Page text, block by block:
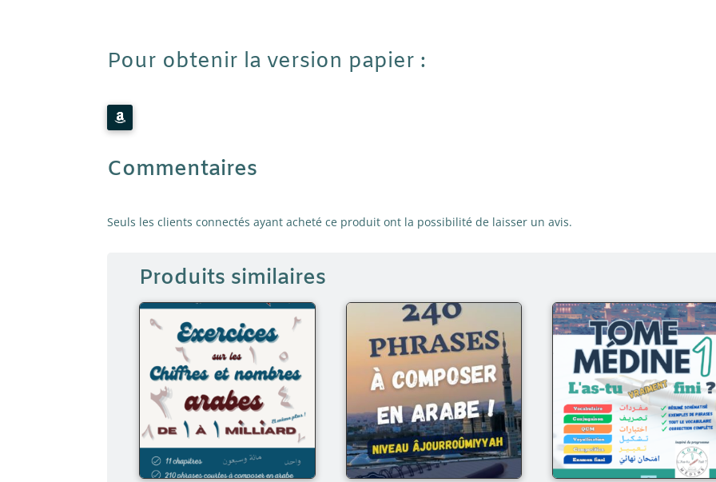
Pour obtenir la version papier :
Commentaires
Seuls les clients connectés ayant acheté ce produit ont la possibilité de laisser un avis.
Produits similaires